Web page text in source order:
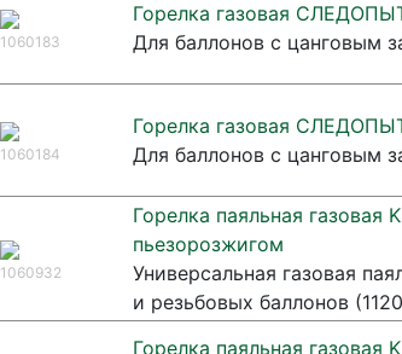
1060183
Горелка газовая
Для баллонов с цанговым
1060184
Горелка газовая
Для баллонов с цанговым
1060932
Горелка паяльная газовая
пьезорозжигом
Универсальная газовая
и резьбовых баллонов
Горелка паяльная газовая